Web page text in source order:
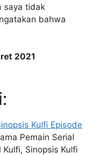
saya tidak
bahwa
2021
Kulfi Episode
Pemain Serial
Sinopsis Kulfi